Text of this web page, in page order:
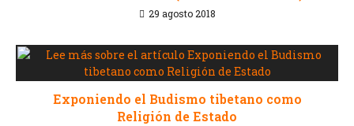
29 agosto 2018
Exponiendo el Budismo tibetano como
Religión de Estado